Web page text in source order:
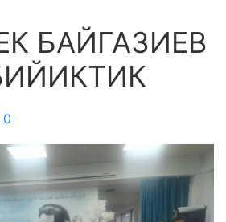
БАЙГАЗИЕВ
0